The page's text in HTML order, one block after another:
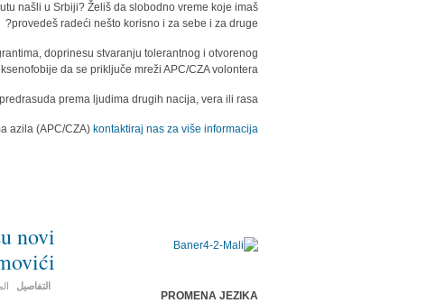
našli u Srbiji? Želiš da slobodno vreme koje imaš
provedeš radeći nešto korisno i za sebe i za druge?
doprinesu stvaranju tolerantnog i otvorenog
da se priključe mreži APC/CZA volontera.
prema ljudima drugih nacija, vera ili rasa.
azila (APC/CZA) kontaktiraj nas za više informacija.
novi
التفاصيل
PROMENA JEZIKA